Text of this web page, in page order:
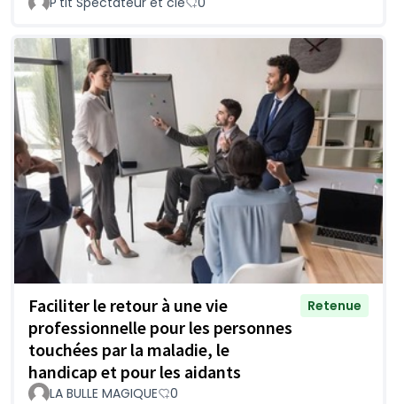
Faciliter le retour à une vie
professionnelle pour les personnes
touchées par la maladie, le
handicap et pour les aidants
Retenue
LA BULLE MAGIQUE 0